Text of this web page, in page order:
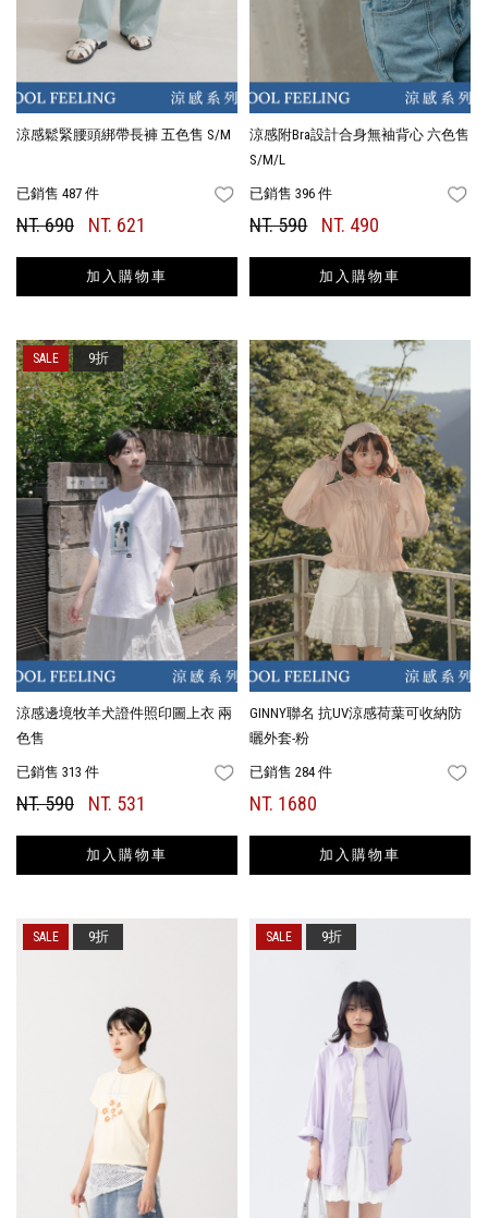
涼感鬆緊腰頭綁帶長褲 五色售 S/M
已銷售 487 件 FAVORITES
NT. 690 NT. 621
加入購物車
涼感附Bra設計合身無袖背心 六色售
S/M/L
已銷售 396 件
NT. 590 NT. 490
加入購物車
涼感邊境牧羊犬證件照印圖上衣 兩
色售
已銷售 313 件 FAVORITES
NT. 590 NT. 531
加入購物車
9折
GINNY聯名 抗UV涼感荷葉可收納防
曬外套-粉
已銷售 284 件
NT. 1680
加入購物車
9折 9折